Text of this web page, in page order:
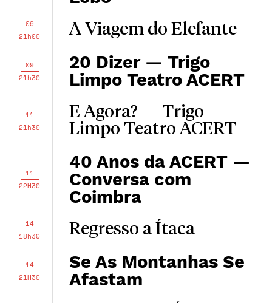
09
21h00
A Viagem do Elefante
09
21h30
20 Dizer — Trigo
Limpo Teatro ACERT
11
21h30
E Agora? — Trigo
Limpo Teatro ACERT
11
22H30
40 Anos da ACERT —
Conversa com
Coimbra
14
18h30
Regresso a Ítaca
14
21H30
Se As Montanhas Se
Afastam